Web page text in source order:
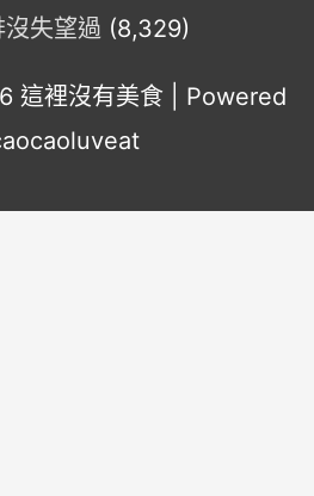
失望過 (8,329)
這裡沒有美食 | Powered